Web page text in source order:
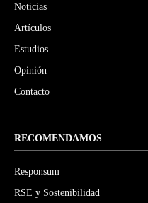
Noticias
Artículos
Estudios
Opinión
Contacto
RECOMENDAMOS
Responsum
RSE y Sostenibilidad